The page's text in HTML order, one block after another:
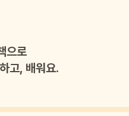
으로
고, 배워요.